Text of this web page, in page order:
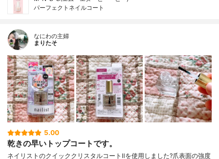
パーフェクトネイルコート
なにわの主婦
まりたそ
5.00
乾きの早いトップコートです。
ネイリストのクイッククリスタルコートⅡを使用しました?爪表面の強度